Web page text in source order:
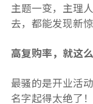
主题一变，主理
去，都能发现新惊
高复购率，就这
最骚的是开业活
名字起得太绝了！